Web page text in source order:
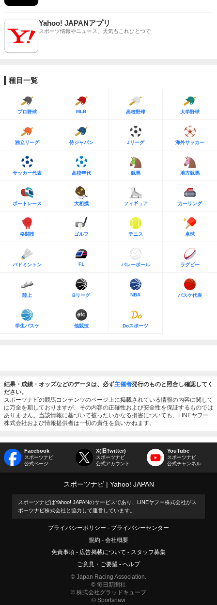
Yahoo! JAPANアプリ
スポーツ情報やニュース、天気もこれひとつで
種目一覧
プロ野球 MLB 高校野球 大学野球
独立リーグ 侍ジャパン Jリーグ 海外サッカー
サッカー代表 高校年代 競馬 地方競馬
ボートレース 大相撲 フィギュア カーリング
格闘技 ゴルフ テニス 卓球
バドミントン F1 バレーボール ラグビー
陸上 Bリーグ NBA バスケ代表
学生バスケ 他競技 Doスポーツ
結果・成績・オッズなどのデータは、必ず主催者発行のものと照合し確認してく
ださい。
スポーツナビの競馬コンテンツのページ上に掲載されている情報の内容に関して
は万全を期しておりますが、その内容の正確性および安全性を保証するものでは
ありません。当該情報に基づいて被ったいかなる損害についても、LINEヤフー
株式会社および情報提供者は一切の責任を負いかねます。
Facebook
スポーツナビ
公式ページ
X(旧Twitter)
スポーツナビ
公式アカウント
YouTube
スポーツナビ
公式チャンネル
スポーツナビ Yahoo! JAPAN
スポーツナビはYahoo! JAPANのサービスであり、LINEヤフー株式会社がス
ポーツナビ株式会社と協力して運営しています。
プライバシーポリシー
プライバシーセンター
規約
会社概要
免責事項
広告掲載について
スタッフ募集
ご意見・ご要望
ヘルプ
© Japan Racing Association.
© 毎日新聞社
© 株式会社グラッドキューブ
© Sportsnavi